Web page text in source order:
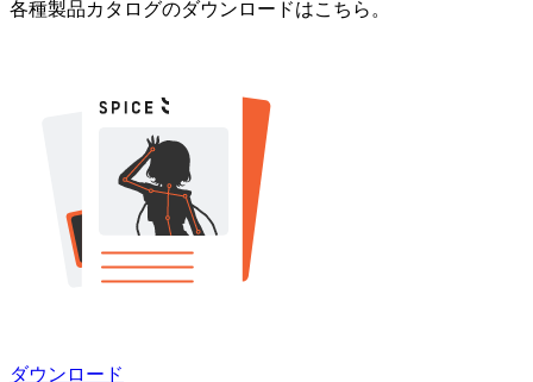
各種製品カタログのダウンロードはこちら。
ダウンロード